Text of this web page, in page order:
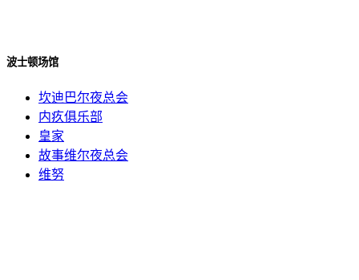
波士顿场馆
坎迪巴尔夜总会
内疚俱乐部
皇家
故事维尔夜总会
维努